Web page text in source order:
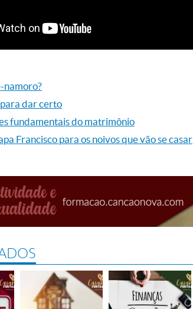
namoro?
dar certo
fundamentais do matrimônio
Francisco para os noivos que vão se casar